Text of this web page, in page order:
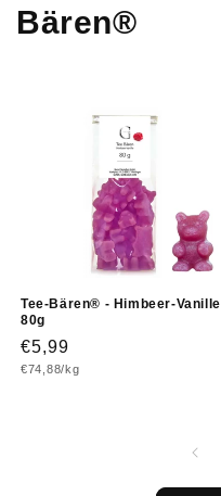
Bären®
Tee-Bären® - Himbeer-Vanille
80g
Normaler
Preis
€5,99
Grundpreis
€74,88/kg